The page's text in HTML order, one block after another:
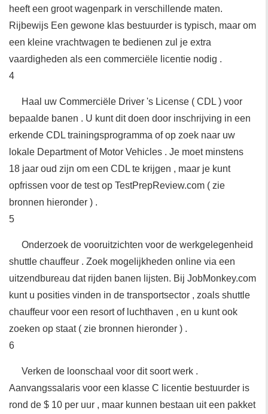
heeft een groot wagenpark in verschillende maten.
Rijbewijs Een gewone klas bestuurder is typisch, maar om
een ​​kleine vrachtwagen te bedienen zul je extra
vaardigheden als een commerciële licentie nodig .
4
Haal uw Commerciële Driver 's License ( CDL ) voor
bepaalde banen . U kunt dit doen door inschrijving in een
erkende CDL trainingsprogramma of op zoek naar uw
lokale Department of Motor Vehicles . Je moet minstens
18 jaar oud zijn om een CDL te krijgen , maar je kunt
opfrissen voor de test op TestPrepReview.com ( zie
bronnen hieronder ) .
5
Onderzoek de vooruitzichten voor de werkgelegenheid
shuttle chauffeur . Zoek mogelijkheden online via een
uitzendbureau dat rijden banen lijsten. Bij JobMonkey.com
kunt u posities vinden in de transportsector , zoals shuttle
chauffeur voor een resort of luchthaven , en u kunt ook
zoeken op staat ( zie bronnen hieronder ) .
6
Verken de loonschaal voor dit soort werk .
Aanvangssalaris voor een klasse C licentie bestuurder is
rond de $ 10 per uur , maar kunnen bestaan ​​uit een pakket